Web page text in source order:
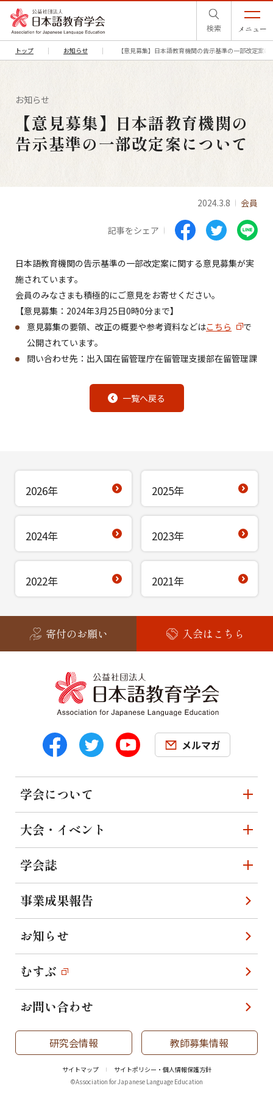
検索 メニュー
トップ お知らせ 【意見募集】日本語教育機関の告示基準の一部改定案に
お知らせ
【意見募集】日本語教育機関の
告示基準の一部改定案について
2024.3.8 会員
記事をシェア
日本語教育機関の告示基準の一部改定案に関する意見募集が実
施されています。
会員のみなさまも積極的にご意見をお寄せください。
【意見募集： 2024年3月25日0時0分まで】
意見募集の要領、 改正の概要や参考資料などはこちら
で
公開されています。
問い合わせ先：出入国在留管理庁在留管理支援部在留管理課
一覧へ戻る
2026年 2025年
2024年 2023年
2022年 2021年
寄付のお願い 入会はこちら
メルマガ
学会について
大会・イベント
学会誌
事業成果報告
お知らせ
むすぶ
お問い合わせ
研究会情報 教師募集情報
サイトマップ
サイトポリシー・個人情報保護方針
©Association for Japanese Language Education